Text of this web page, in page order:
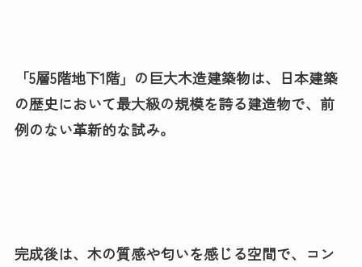
「5層5階地下1階」の巨大木造建築物は、日本建築
の歴史において最大級の規模を誇る建造物で、前
例のない革新的な試み。
完成後は、木の質感や匂いを感じる空間で、コン